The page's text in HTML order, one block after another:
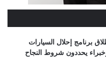
برنامج إحلال السيارات
يحددون شروط النجاح